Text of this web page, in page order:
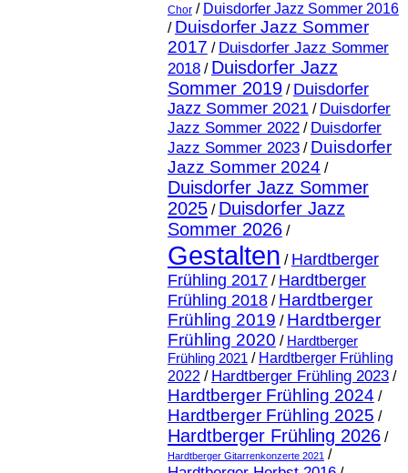
Chor/ Duisdorfer Jazz Sommer 2016
/ Duisdorfer Jazz Sommer
2017 / Duisdorfer Jazz Sommer
2018/ Duisdorfer Jazz
Sommer 2019/ Duisdorfer
Jazz Sommer 2021 / Duisdorfer
Jazz Sommer 2022/ Duisdorfer
Jazz Sommer 2023/ Duisdorfer
Jazz Sommer 2024 /
Duisdorfer Jazz Sommer
2025/ Duisdorfer Jazz
Sommer 2026/
Gestalten / Hardtberger
Frühling 2017/ Hardtberger
Frühling 2018/ Hardtberger
Frühling 2019 / Hardtberger
Frühling 2020 / Hardtberger
Frühling 2021 / Hardtberger Frühling
2022 / Hardtberger Frühling 2023/
Hardtberger Frühling 2024 /
Hardtberger Frühling 2025 /
Hardtberger Frühling 2026/
Hardtberger Gitarrenkonzerte 2021 /